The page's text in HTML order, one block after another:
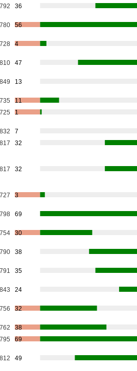
36
56
4
47
13
11
1
7
32
32
3
69
30
38
35
24
32
38
69
49